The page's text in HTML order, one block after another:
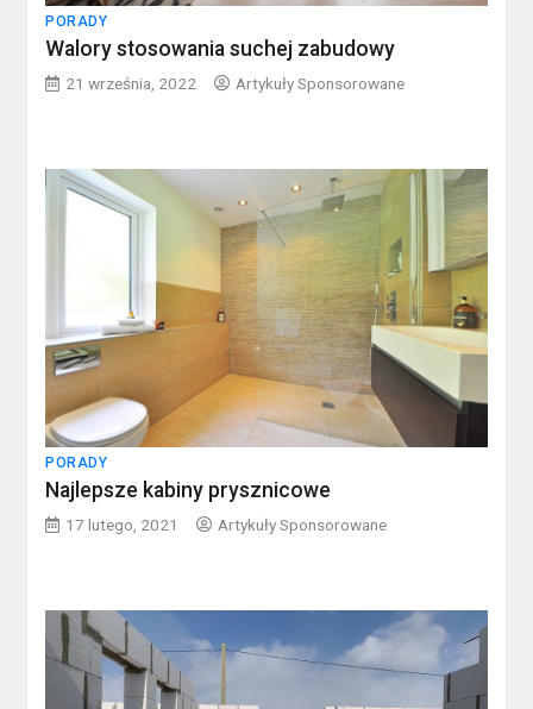
PORADY
Walory stosowania suchej zabudowy
21 września, 2022 Artykuły Sponsorowane
PORADY
Najlepsze kabiny prysznicowe
17 lutego, 2021 Artykuły Sponsorowane